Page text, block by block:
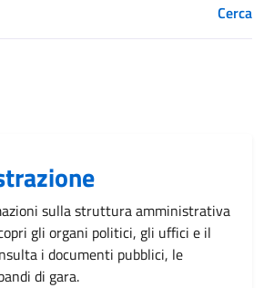
Cerca
sulla struttura amministrativa
gli organi politici, gli uffici e il
i documenti pubblici, le
di gara.